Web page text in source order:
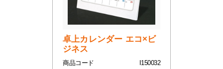
卓上カレンダー エコ×ビ
ジネス
商品コード
I150032